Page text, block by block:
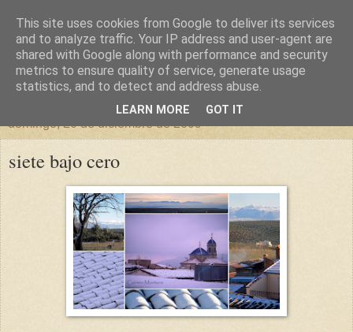
un sitio diferente
una casa para crecer, un castillo para soñar
domingo, 20 de diciembre de 2009
siete bajo cero
This site uses cookies from Google to deliver its services
and to analyze traffic. Your IP address and user-agent are
shared with Google along with performance and security
metrics to ensure quality of service, generate usage
statistics, and to detect and address abuse.
LEARN MORE GOT IT